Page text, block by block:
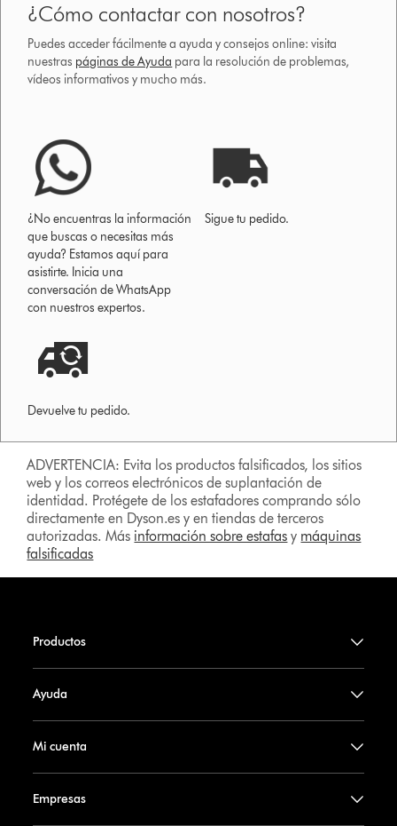
¿Cómo contactar con nosotros?
Puedes acceder fácilmente a ayuda y consejos online: visita
nuestras páginas de Ayuda para la resolución de problemas,
vídeos informativos y mucho más.
¿No encuentras la información
que buscas o necesitas más
ayuda? Estamos aquí para
asistirte. Inicia una
conversación de WhatsApp
con nuestros expertos.
Sigue tu pedido.
Devuelve tu pedido.
ADVERTENCIA: Evita los productos falsificados, los sitios
web y los correos electrónicos de suplantación de
identidad. Protégete de los estafadores comprando sólo
directamente en Dyson.es y en tiendas de terceros
autorizadas. Más información sobre estafas y máquinas
falsificadas
Productos
Ayuda
Mi cuenta
Empresas